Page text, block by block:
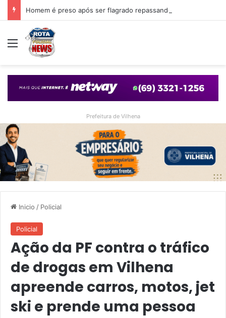
Menu
Prefeitura de Vilhena
Inicio / Policial
Policial
Ação da PF contra o tráfico
de drogas em Vilhena
apreende carros, motos, jet
ski e prende uma pessoa